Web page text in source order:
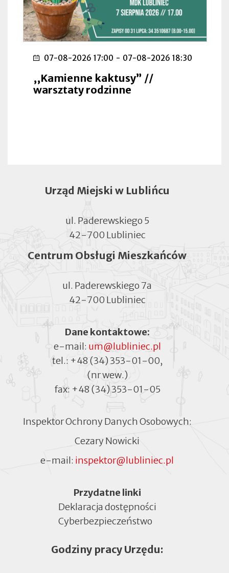
07-08-2026 17:00 - 07-08-2026 18:30
,,Kamienne kaktusy” //
warsztaty rodzinne
Urząd Miejski w Lublińcu
ul. Paderewskiego 5
42-700 Lubliniec
Centrum Obsługi Mieszkańców
ul. Paderewskiego 7a
42-700 Lubliniec
Dane kontaktowe:
e-mail: um@lubliniec.pl
tel.: +48 (34) 353-01-00,
(nr wew.)
fax: +48 (34) 353-01-05
Inspektor Ochrony Danych Osobowych:
Cezary Nowicki
e-mail: inspektor@lubliniec.pl
MenuPrzydatne linki
Deklaracja dostępności
Cyberbezpieczeństwo
w
Godziny pracy Urzędu: